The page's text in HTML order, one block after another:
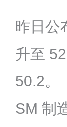
昨日公
升至
50.2。
SM 制